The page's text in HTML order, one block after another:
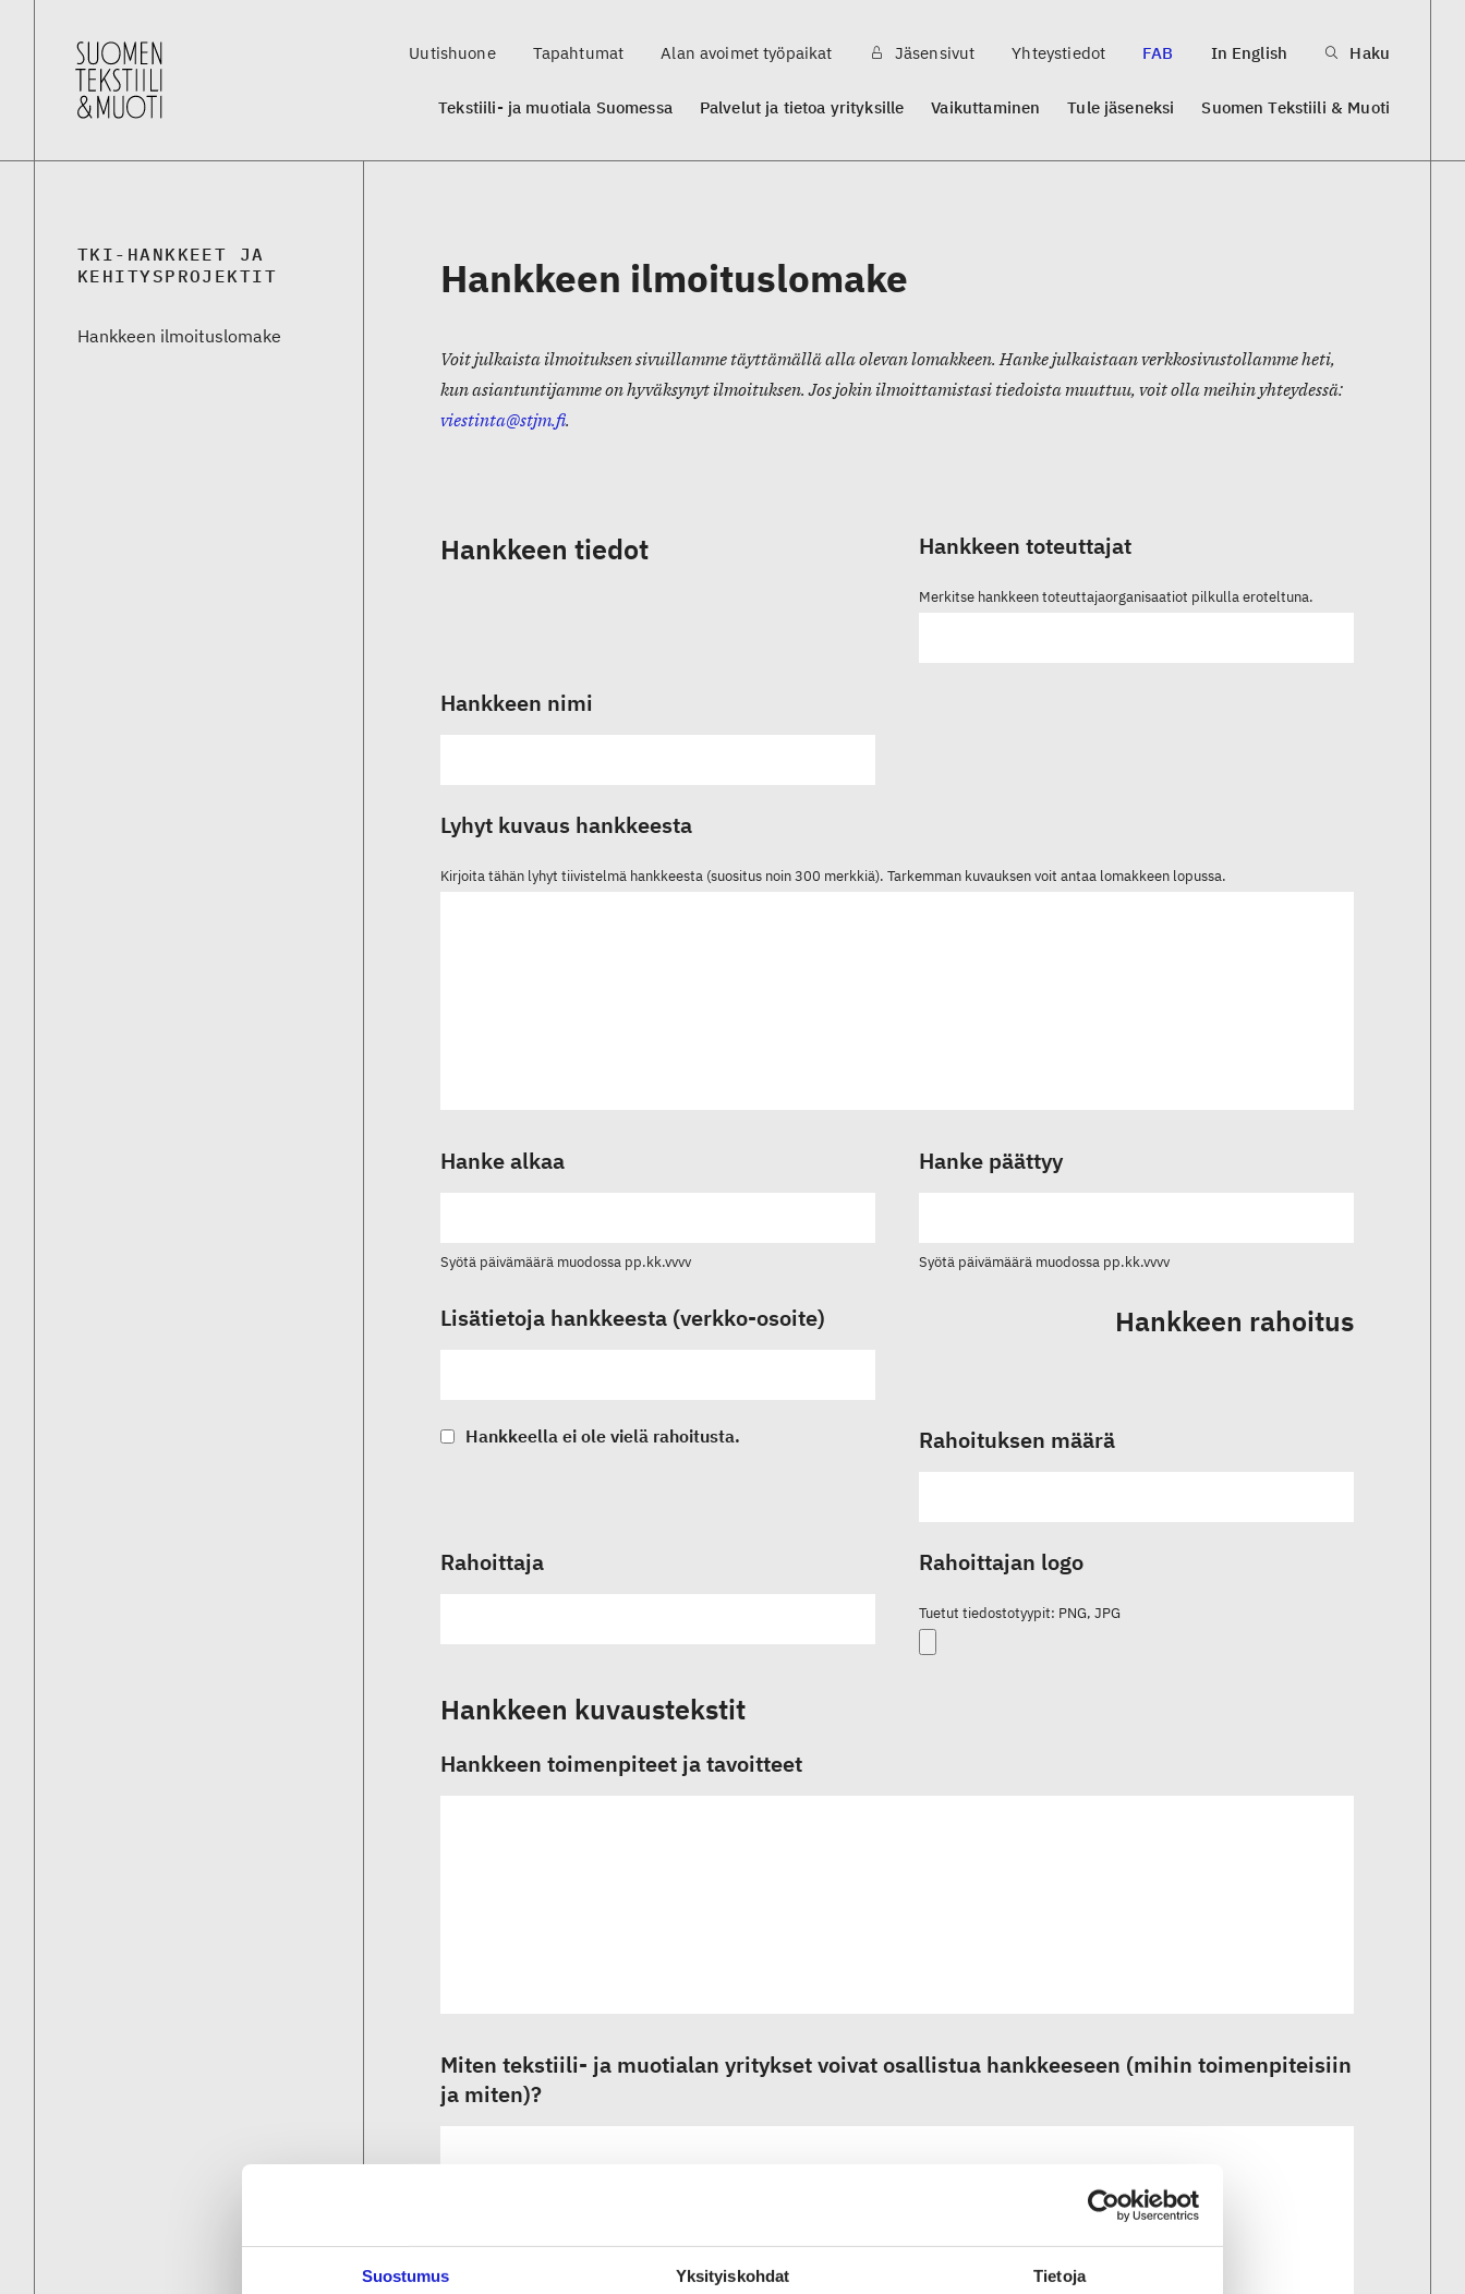
Suostumus Yksityiskohdat Tietoja
Uutishuone Tapahtumat Alan avoimet työpaikat Jäsensivut Yhteystiedot FAB In English Haku
Tekstiili- ja muotiala Suomessa Palvelut ja tietoa yrityksille Vaikuttaminen Tule jäseneksi Suomen Tekstiili & Muoti
TKI-HANKKEET JA
KEHITYSPROJEKTIT
Hankkeen ilmoituslomake
Hankkeen ilmoituslomake
Voit julkaista ilmoituksen sivuillamme täyttämällä alla olevan lomakkeen. Hanke julkaistaan verkkosivustollamme heti,
kun asiantuntijamme on hyväksynyt ilmoituksen. Jos jokin ilmoittamistasi tiedoista muuttuu, voit olla meihin yhteydessä:
viestinta@stjm.fi.
Hankkeen tiedot Hankkeen toteuttajat
Merkitse hankkeen toteuttajaorganisaatiot pilkulla eroteltuna.
Hankkeen nimi
Lyhyt kuvaus hankkeesta
Kirjoita tähän lyhyt tiivistelmä hankkeesta (suositus noin 300 merkkiä). Tarkemman kuvauksen voit antaa lomakkeen lopussa.
Hanke alkaa
Syötä päivämäärä muodossa pp.kk.vvvv
Hanke päättyy
Syötä päivämäärä muodossa pp.kk.vvvv
Lisätietoja hankkeesta (verkko-osoite) Hankkeen rahoitus
Hankkeella ei ole vielä rahoitusta. Rahoituksen määrä
Rahoittaja Rahoittajan logo
Tuetut tiedostotyypit: PNG, JPG
Hankkeen kuvaustekstit
Hankkeen toimenpiteet ja tavoitteet
Miten tekstiili- ja muotialan yritykset voivat osallistua hankkeeseen (mihin toimenpiteisiin
ja miten)?